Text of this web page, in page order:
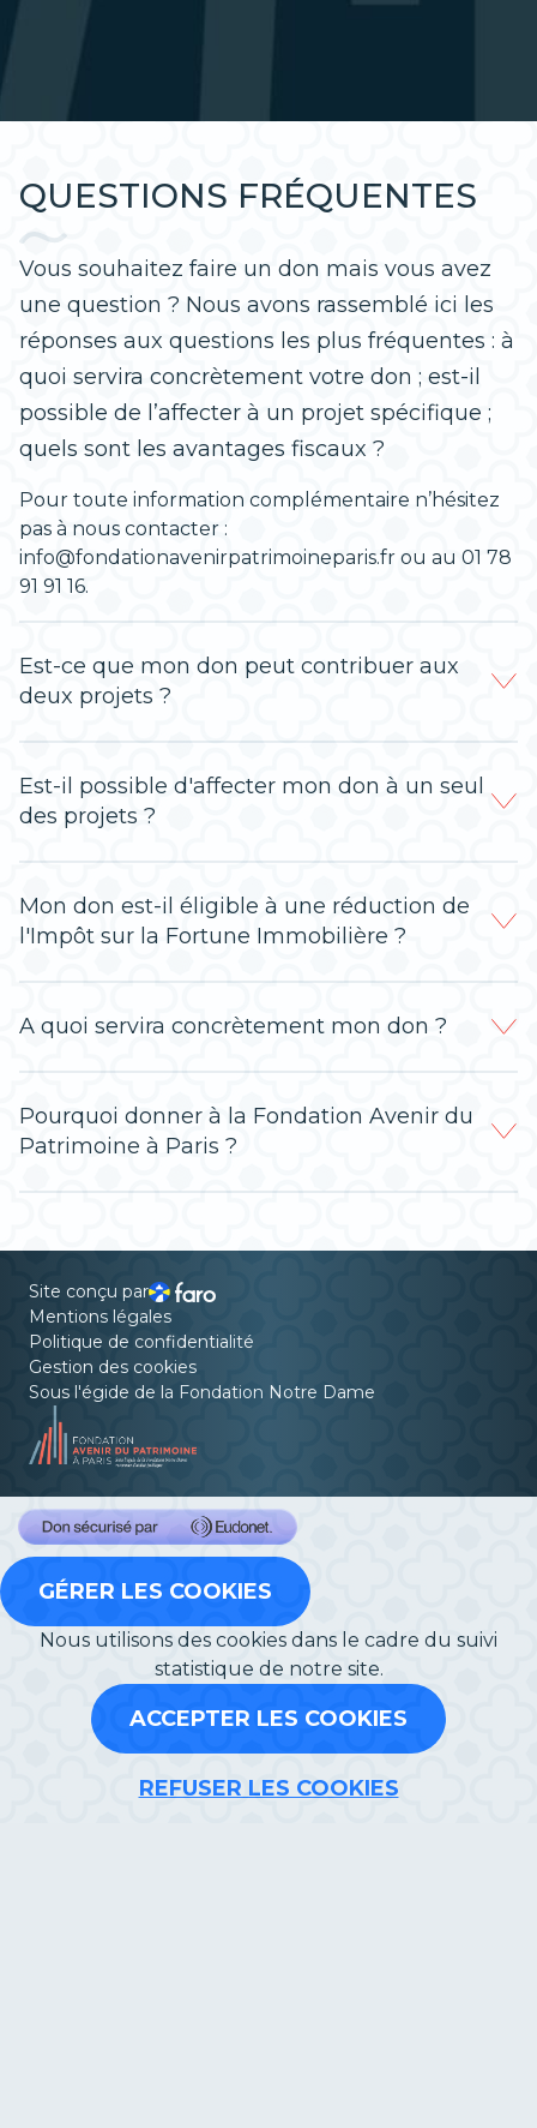
QUESTIONS FRÉQUENTES
Vous souhaitez faire un don mais vous avez
une question ? Nous avons rassemblé ici les
réponses aux questions les plus fréquentes : à
quoi servira concrètement votre don ; est-il
possible de l’affecter à un projet spécifique ;
quels sont les avantages fiscaux ?
Pour toute information complémentaire n’hésitez
pas à nous contacter :
info@fondationavenirpatrimoineparis.fr ou au 01 78
91 91 16.
Est-ce que mon don peut contribuer aux
deux projets ?
Est-il possible d'affecter mon don à un seul
des projets ?
Mon don est-il éligible à une réduction de
l'Impôt sur la Fortune Immobilière ?
A quoi servira concrètement mon don ?
Pourquoi donner à la Fondation Avenir du
Patrimoine à Paris ?
Site conçu par
Mentions légales
Politique de confidentialité
Gestion des cookies
Sous l'égide de la Fondation Notre Dame
GÉRER LES COOKIES
Nous utilisons des cookies dans le cadre du suivi
statistique de notre site.
ACCEPTER LES COOKIES
REFUSER LES COOKIES